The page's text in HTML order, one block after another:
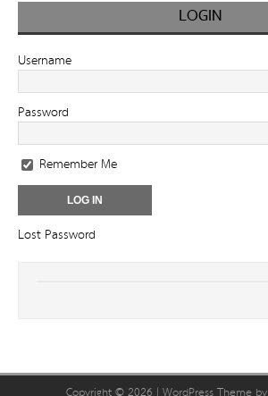
LOGIN
Username
Password
Remember Me
Lost Password